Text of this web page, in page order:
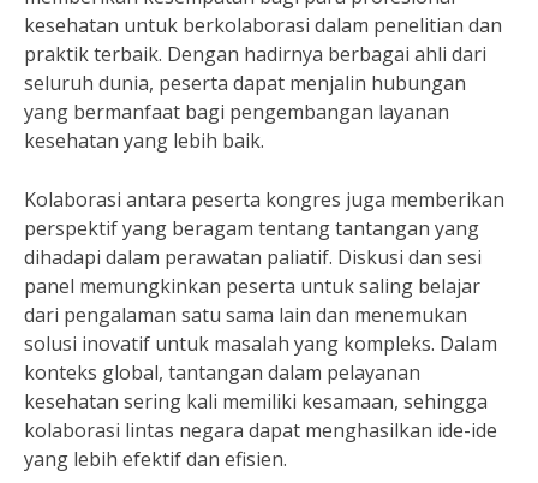
kesehatan untuk berkolaborasi dalam penelitian dan
praktik terbaik. Dengan hadirnya berbagai ahli dari
seluruh dunia, peserta dapat menjalin hubungan
yang bermanfaat bagi pengembangan layanan
kesehatan yang lebih baik.
Kolaborasi antara peserta kongres juga memberikan
perspektif yang beragam tentang tantangan yang
dihadapi dalam perawatan paliatif. Diskusi dan sesi
panel memungkinkan peserta untuk saling belajar
dari pengalaman satu sama lain dan menemukan
solusi inovatif untuk masalah yang kompleks. Dalam
konteks global, tantangan dalam pelayanan
kesehatan sering kali memiliki kesamaan, sehingga
kolaborasi lintas negara dapat menghasilkan ide-ide
yang lebih efektif dan efisien.